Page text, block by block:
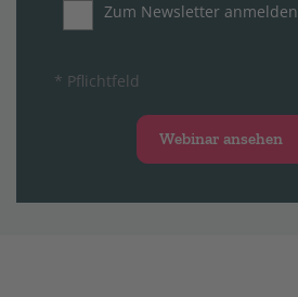
Zum Newsletter anmelden
* Pflichtfeld
Webinar ansehen